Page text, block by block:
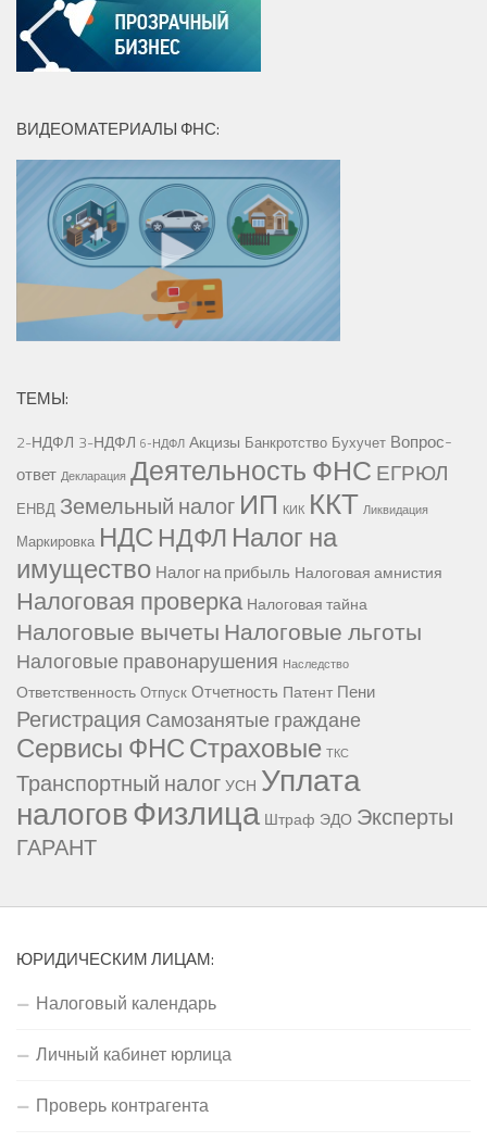
ВИДЕОМАТЕРИАЛЫ ФНС:
ТЕМЫ:
2-НДФЛ 3-НДФЛ 6-НДФЛ Акцизы Банкротство Бухучет Вопрос-
ответ Декларация Деятельность ФНС ЕГРЮЛ
ЕНВД Земельный налог ИП КИК ККТ Ликвидация
Маркировка НДС НДФЛ Налог на
имущество Налог на прибыль Налоговая амнистия
Налоговая проверка Налоговая тайна
Налоговые вычетыНалоговые льготы
Налоговые правонарушения Наследство
Ответственность Отпуск Отчетность Патент Пени
Регистрация Самозанятые граждане
Сервисы ФНССтраховые ТКС
Транспортный налогУСН Уплата
налоговФизлица Штраф ЭДО Эксперты
ГАРАНТ
ЮРИДИЧЕСКИМ ЛИЦАМ:
Налоговый календарь
Личный кабинет юрлица
Проверь контрагента